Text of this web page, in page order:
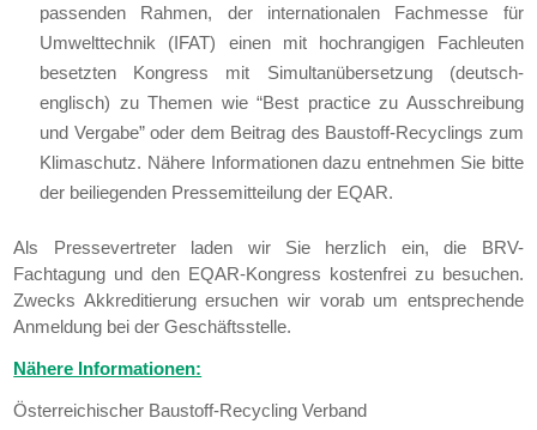
passenden Rahmen, der internationalen Fachmesse für
Umwelttechnik (IFAT) einen mit hochrangigen Fachleuten
besetzten Kongress mit Simultanübersetzung (deutsch-
englisch) zu Themen wie “Best practice zu Ausschreibung
und Vergabe” oder dem Beitrag des Baustoff-Recyclings zum
Klimaschutz. Nähere Informationen dazu entnehmen Sie bitte
der beiliegenden Pressemitteilung der EQAR.
Als Pressevertreter laden wir Sie herzlich ein, die BRV-
Fachtagung und den EQAR-Kongress kostenfrei zu besuchen.
Zwecks Akkreditierung ersuchen wir vorab um entsprechende
Anmeldung bei der Geschäftsstelle.
Nähere Informationen:
Österreichischer Baustoff-Recycling Verband